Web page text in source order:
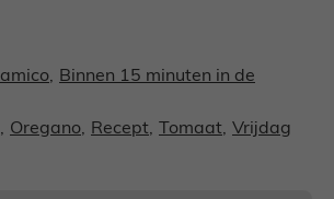
, Binnen 15 minuten in de
, Oregano, Recept, Tomaat, Vrijdag